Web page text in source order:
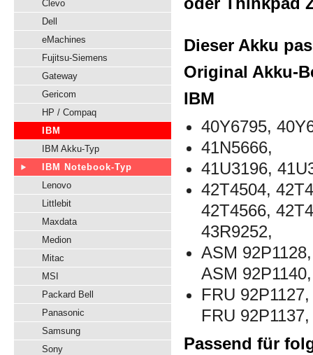
Clevo
Dell
eMachines
Fujitsu-Siemens
Gateway
Gericom
HP / Compaq
IBM
IBM Akku-Typ
IBM Notebook-Typ
Lenovo
Littlebit
Maxdata
Medion
Mitac
MSI
Packard Bell
Panasonic
Samsung
Sony
Dieser Akku
Original Akku-
IBM
40Y6795,
41N5666,
41U3196,
42T4504,
42T4566,
43R9252,
ASM
ASM 92P1140,
FRU
FRU
Passend für